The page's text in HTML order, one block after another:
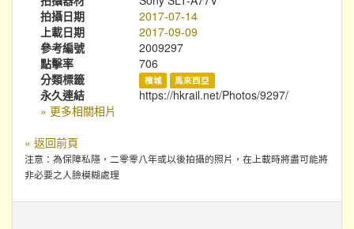
拍攝日期
2017-07-14
上載日期
2017-09-09
參考編號
2009297
點擊率
706
分類標籤
檳城 馬來西亞
永久連結
https://hkrail.net/Photos/9297/
» 更多相關相片
« 返回前頁
注意：為保障私隱，二零零八年或以後拍攝的照片，在上載時將盡可能將
非必要之人臉模糊處理